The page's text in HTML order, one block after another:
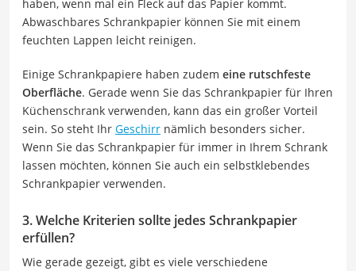
haben, wenn mal ein Fleck auf das Papier kommt.
Abwaschbares Schrankpapier können Sie mit einem
feuchten Lappen leicht reinigen.
Einige Schrankpapiere haben zudem eine rutschfeste
Oberfläche. Gerade wenn Sie das Schrankpapier für Ihren
Küchenschrank verwenden, kann das ein großer Vorteil
sein. So steht Ihr Geschirr nämlich besonders sicher.
Wenn Sie das Schrankpapier für immer in Ihrem Schrank
lassen möchten, können Sie auch ein selbstklebendes
Schrankpapier verwenden.
3. Welche Kriterien sollte jedes Schrankpapier
erfüllen?
Wie gerade gezeigt, gibt es viele verschiedene